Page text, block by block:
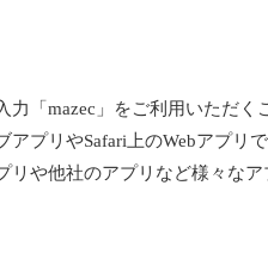
「mazec」をご利用いただく
プリやSafari上のWebアプリで
リや他社のアプリなど様々なア